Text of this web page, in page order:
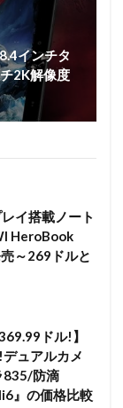
インチタ
2K解像度
イ搭載ノート
HeroBook
～269ドルと
ドル!】
ュアルカメ
835/防滴
』の価格比較